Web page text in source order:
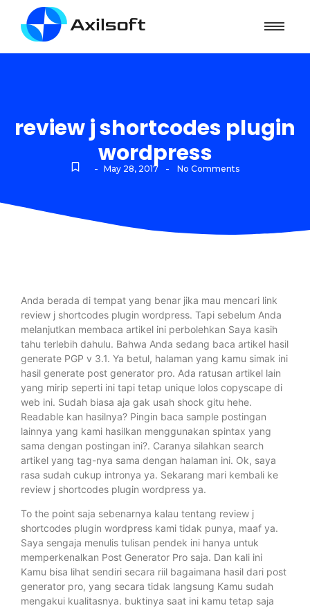
review j shortcodes plugin
wordpress
- May 28, 2017 - No Comments
Anda berada di tempat yang benar jika mau mencari link
review j shortcodes plugin wordpress. Tapi sebelum Anda
melanjutkan membaca artikel ini perbolehkan Saya kasih
tahu terlebih dahulu. Bahwa Anda sedang baca artikel hasil
generate PGP v 3.1. Ya betul, halaman yang kamu simak ini
hasil generate post generator pro. Ada ratusan artikel lain
yang mirip seperti ini tapi tetap unique lolos copyscape di
web ini. Sudah biasa aja gak usah shock gitu hehe.
Readable kan hasilnya? Pingin baca sample postingan
lainnya yang kami hasilkan menggunakan spintax yang
sama dengan postingan ini?. Caranya silahkan search
artikel yang tag-nya sama dengan halaman ini. Ok, saya
rasa sudah cukup intronya ya. Sekarang mari kembali ke
review j shortcodes plugin wordpress ya.
To the point saja sebenarnya kalau tentang review j
shortcodes plugin wordpress kami tidak punya, maaf ya.
Saya sengaja menulis tulisan pendek ini hanya untuk
memperkenalkan Post Generator Pro saja. Dan kali ini
Kamu bisa lihat sendiri secara riil bagaimana hasil dari post
generator pro, yang secara tidak langsung Kamu sudah
mengakui kualitasnya. buktinya saat ini kamu tetap saja